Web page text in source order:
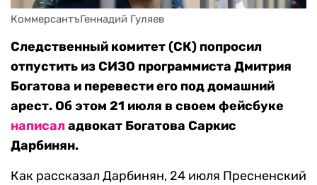
КоммерсантъГеннадий Гуляев
Следственный комитет (СК) попросил
отпустить из СИЗО программиста Дмитрия
Богатова и перевести его под домашний
арест. Об этом 21 июля в своем фейсбуке
написаладвокат Богатова Саркис
Дарбинян.
Как рассказал Дарбинян, 24 июля Пресненский